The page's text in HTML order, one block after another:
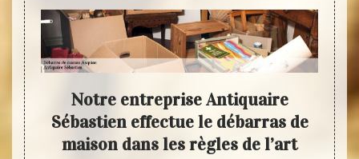
Notre entreprise Antiquaire
Sébastien effectue le débarras de
maison dans les règles de l’art